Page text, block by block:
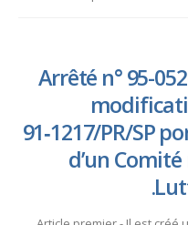
Arrêté n° 95-
91‑1217/PR/SP
d’un